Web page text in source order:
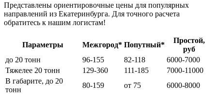
Представлены ориентировочные цены для популярных
направлений из Екатеринбурга. Для точного расчета
обратитесь к нашим логистам!
Параметры Межгород* Попутный*
Простой,
руб
до 20 тонн
96-155 82-118
6000-7000
Тяжелее 20 тонн
129-360 111-185
7000-11000
В габарите, до 20
тонн
80-159 от 75 6000-8000